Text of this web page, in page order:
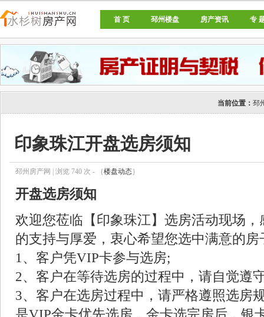
首 页 邳州楼盘 房产资讯 专
当前位置： 邳
印象珠江开盘选房须知
邳州房产网 | 浏览 740 次 - ｛楼盘动态｝
开盘选房须知
欢迎您莅临【印象珠江】选房活动现场
的支持与厚爱，衷心希望您选中满意的房
1、客户凭VIP卡参与选房;
2、客户在等待选房的过程中，请自觉遵
3、客户在选房过程中，请严格遵照选房